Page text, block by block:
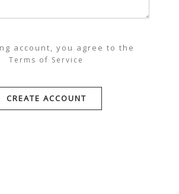
account, you agree to the
Terms of Service